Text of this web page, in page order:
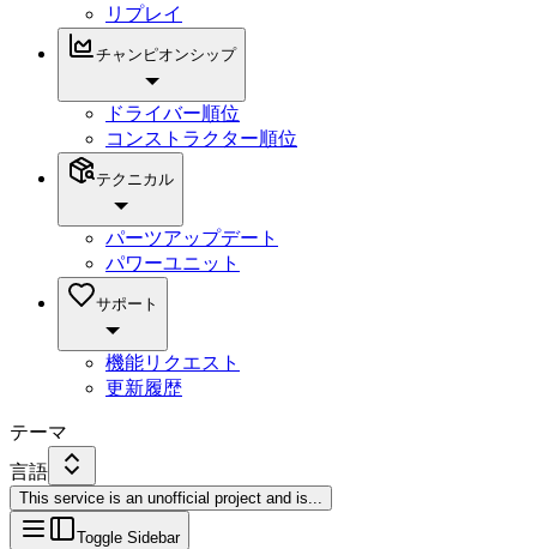
リプレイ
チャンピオンシップ
ドライバー順位
コンストラクター順位
テクニカル
パーツアップデート
パワーユニット
サポート
機能リクエスト
更新履歴
テーマ
言語
This service is an unofficial project and is...
Toggle Sidebar